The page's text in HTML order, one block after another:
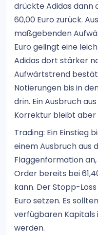
drückte Adidas dann
60,00 Euro zurück.
maßgebenden
Euro gelingt eine
Adidas dort stärker
Aufwärtstrend
Notierungen bis in
drin. Ein Ausbruch
Korrektur bleibt aber
Trading: Ein Einstieg
einem Ausbruch aus
Flaggenformation
Order bereits bei
kann. Der Stopp-
Euro setzen. Es
verfügbaren Kapitals
werden.